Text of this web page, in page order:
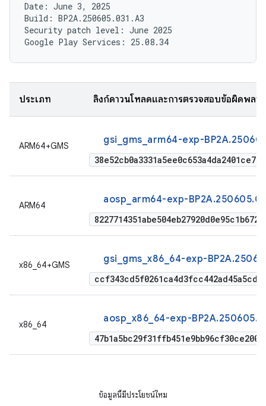
Date: June 3, 2025
Build: BP2A.250605.031.A3
Security patch level: June 2025
ประเภท ลิงก์ดาวน์โหลดและการตรวจสอบข้อผิดพล
ARM64+GMS gsi_gms_arm64-exp-
ARM64 aosp_arm64-exp-
x86_64+GMS gsi_gms_x86_64-exp-
x86_64 aosp_x86_64-exp-
ข้อมูลนี้มีประโยชน์ไหม